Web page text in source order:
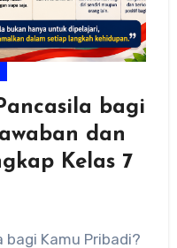
bagi
dan
Kelas 7
Kamu Pribadi?